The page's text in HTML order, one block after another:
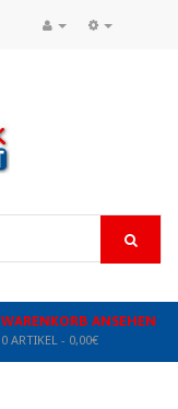
WARENKORB ANSEHEN
0 ARTIKEL - 0,00€